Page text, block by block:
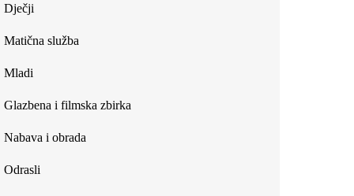
Dječji
Matična služba
Mladi
Glazbena i filmska zbirka
Nabava i obrada
Odrasli